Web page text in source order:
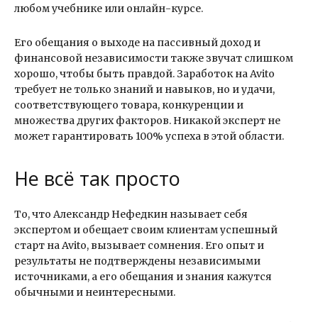
любом учебнике или онлайн-курсе.
Его обещания о выходе на пассивный доход и
финансовой независимости также звучат слишком
хорошо, чтобы быть правдой. Заработок на Avito
требует не только знаний и навыков, но и удачи,
соответствующего товара, конкуренции и
множества других факторов. Никакой эксперт не
может гарантировать 100% успеха в этой области.
Не всё так просто
То, что Александр Нефедкин называет себя
экспертом и обещает своим клиентам успешный
старт на Avito, вызывает сомнения. Его опыт и
результаты не подтверждены независимыми
источниками, а его обещания и знания кажутся
обычными и неинтересными.